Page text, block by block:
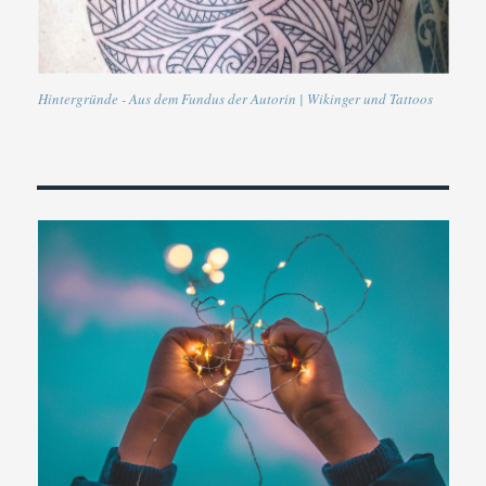
Hintergründe - Aus dem Fundus der Autorin | Wikinger und Tattoos